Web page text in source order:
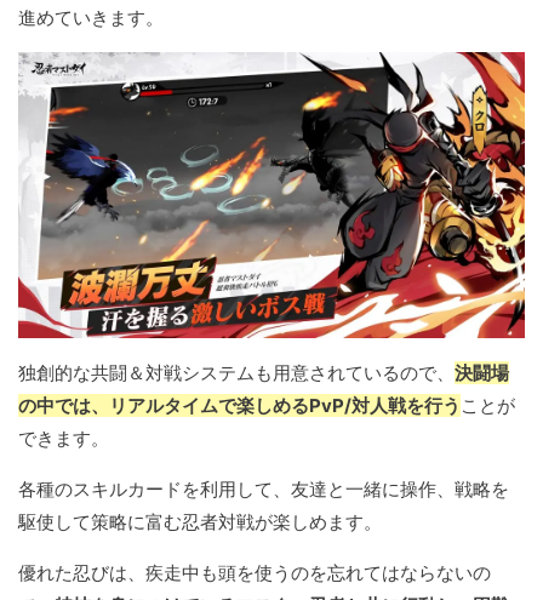
進めていきます。
独創的な共闘＆対戦システムも用意されているので、 決闘場
の中では、リアルタイムで楽しめるPvP/対人戦を行う ことが
できます。
各種のスキルカードを利用して、友達と一緒に操作、戦略を
駆使して策略に富む忍者対戦が楽しめます。
優れた忍びは、疾走中も頭を使うのを忘れてはならないの